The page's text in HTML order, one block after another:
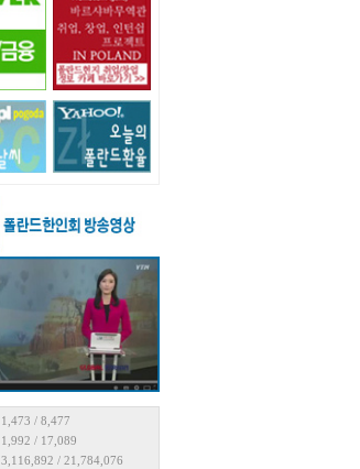
1,473 / 8,477
1,992 / 17,089
3,116,892 / 21,784,076